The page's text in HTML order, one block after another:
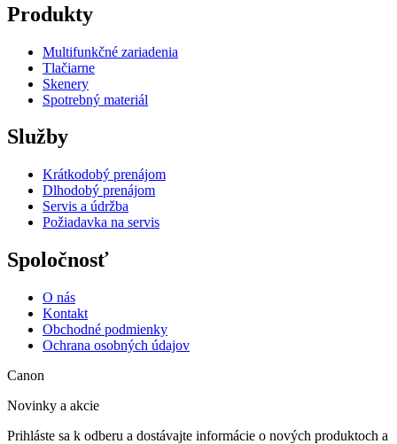
Produkty
Multifunkčné zariadenia
Tlačiarne
Skenery
Spotrebný materiál
Služby
Krátkodobý prenájom
Dlhodobý prenájom
Servis a údržba
Požiadavka na servis
Spoločnosť
O nás
Kontakt
Obchodné podmienky
Ochrana osobných údajov
Canon
Novinky a akcie
Prihláste sa k odberu a dostávajte informácie o nových produktoch a